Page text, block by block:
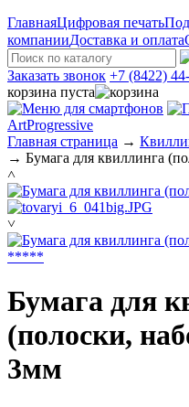
ГлавнаяЦифровая печать
компанииДоставка и оплата
Заказать звонок +7 (8422)
корзина пуста
ArtProgressive
Главная страница →
→ Бумага для квиллинга
˄
˅
*****
Бумага для
(полоски,
3мм